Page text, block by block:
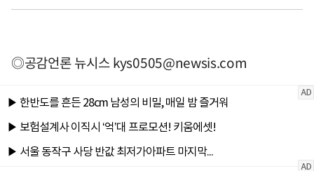
◎공감언론 뉴시스kys0505@newsis.com